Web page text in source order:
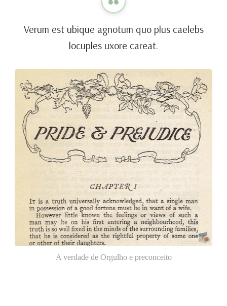
Verum est ubique agnotum quo plus caelebs
locuples uxore careat.
A verdade de Orgulho e preconceito